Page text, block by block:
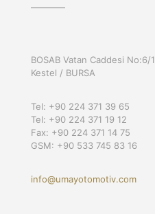
BOSAB Vatan Caddesi No:6/1
Kestel / BURSA
Tel: +90 224 371 39 65
Tel: +90 224 371 19 12
Fax: +90 224 371 14 75
GSM: +90 533 745 83 16
info@umayotomotiv.com